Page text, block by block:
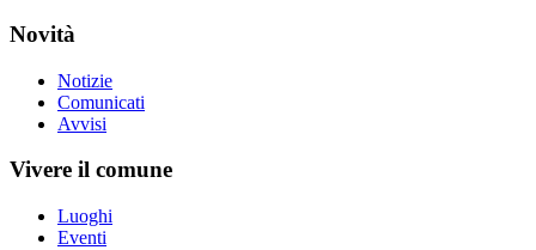
Novità
Notizie
Comunicati
Avvisi
Vivere il comune
Luoghi
Eventi